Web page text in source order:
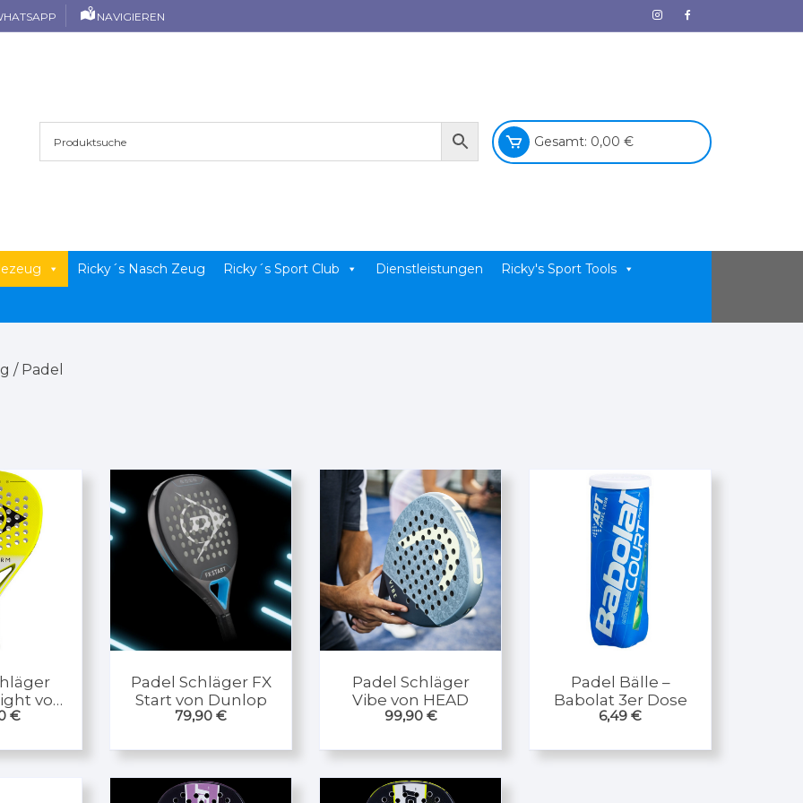
NAVIGIEREN
Gesamt: 0,00 €
Ricky´s Nasch Zeug Ricky´s Sport Club Dienstleistungen Ricky's Sport Tools
/ Padel
von
€
Padel Schläger FX
Start von Dunlop
79,90 €
Padel Schläger
Vibe von HEAD
99,90 €
Padel Bälle –
Babolat 3er Dose
6,49 €